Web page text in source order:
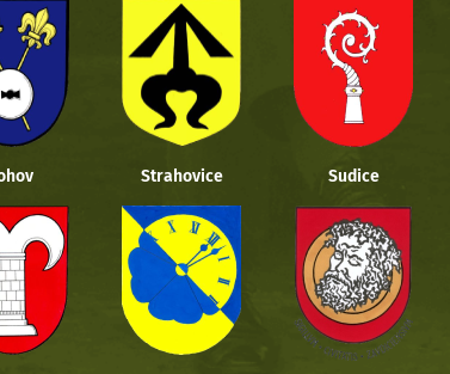
Strahovice Sudice